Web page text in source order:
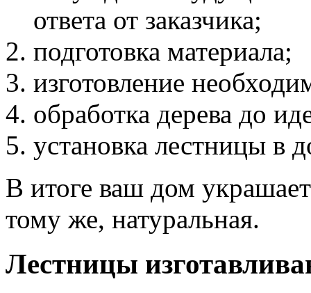
ответа от заказчика;
подготовка материала;
изготовление
обработка дерева до
установка лестницы в
В итоге ваш дом
тому же, натуральная.
Лестницы